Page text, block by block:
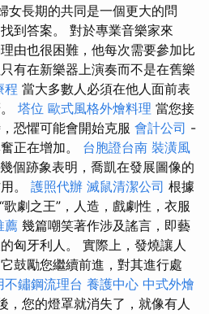
女長期的共同是一個更大的問
到答案。 對於專業音樂家來
由也很困難，他每次需要參加比
有在新樂器上演奏而不是在舊樂
程 當大多數人必須在他人面前表
塔位 歐式風格外燴料理 當您接
恐懼可能會開始克服 會計公司 -
正在增加。 台胞證台南 裝潢風
個跡象表明，喬凱在發展圖像的
。 護照代辦 滅鼠清潔公司 根據
劇之王”，人造，戲劇性，衣服
薦 幾篇嘲笑著作涉及謠言，即藝
匈牙利人。 實際上，發燒讓人
鼓勵您繼續前進，對其進行處
不鏽鋼流理台 養護中心 中式外燴
，您的燈罩就消失了，就像有人